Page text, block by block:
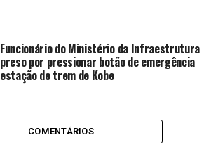
Funcionário do Ministério da Infraestrutura
preso por pressionar botão de emergência
estação de trem de Kobe
COMENTÁRIOS